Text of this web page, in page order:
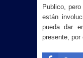
Publico,
están
pueda dar
presente, por